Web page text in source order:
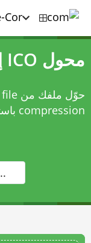
محول ICO إلى ZIP
compression باستخدام